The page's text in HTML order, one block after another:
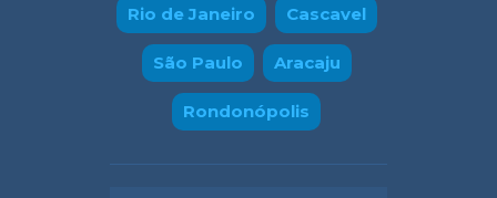
Rio de Janeiro Cascavel
São Paulo Aracaju
Rondonópolis